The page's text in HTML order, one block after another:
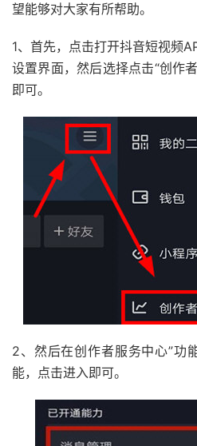
望能够对大家有所帮助。
1、首先，点击打开抖音短视频
设置界面，然后选择点击“创作
即可。
2、然后在创作者服务中心”功
能，点击进入即可。